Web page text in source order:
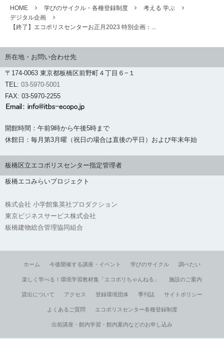
HOME 学びのサイクル・各種登録制度
考える 学ぶ
デジタル企画
【終了】エコポリスセンターお正月2023 特別企画：...
所在地・お問い合わせ先
〒174-0063 東京都板橋区前野町４丁目６−１
TEL: 03-5970-5001
FAX: 03-5970-2255
開館時間：午前9時から午後5時まで
休館日：毎月第3月曜（祝日の場合は直後の平日）および年末年始
板橋区立エコポリスセンター指定管理者
板橋エコみらいプロジェクト
株式会社 小学館集英社プロダクション
東京ビジネスサービス株式会社
板橋建物総合管理協同組合
ホーム 今後開催する講座・イベント 学びのサイクル 調べたい
楽しく学べる！環境学習教材集「エコポリちゃんねる」 施設のご案内
貸出について アクセス 登録環境団体 季刊誌 サイトポリシー
よくあるご質問 エコポリスセンター各種登録制度
出前講座・館内学習・館内案内などのお申し込み